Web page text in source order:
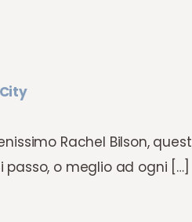
Rachel Bilson,
o meglio ad ogni […]